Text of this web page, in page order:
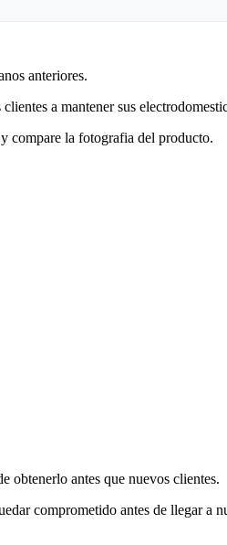
anteriores.
a mantener sus
compare la fotografia del producto.
obtenerlo antes que nuevos clientes.
comprometido antes de llegar a